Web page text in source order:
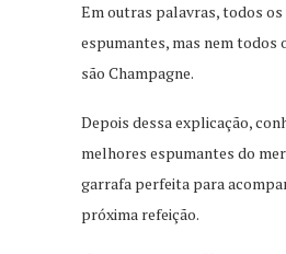
Em outras palavras, todos os
espumantes, mas nem todos
são Champagne.
Depois dessa explicação,
melhores espumantes do
garrafa perfeita para
próxima refeição.